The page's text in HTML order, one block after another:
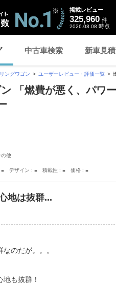
掲載レビュー
325,960 件
2026.08.08 時点
中古車検索 新車見積
ングワゴン ユーザーレビュー・評価一覧
「燃費が悪く、パワ
の他
- デザイン - 積載性 - 価格 -
地は抜群...
のだが。。。
も抜群！